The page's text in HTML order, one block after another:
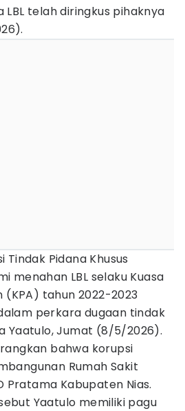
telah diringkus pihaknya
Tindak Pidana Khusus
menahan LBL selaku Kuasa
(KPA) tahun 2022-2023
perkara dugaan tindak
Yaatulo, Jumat (8/5/2026).
bahwa korupsi
Rumah Sakit
Pratama Kabupaten Nias.
Yaatulo memiliki pagu